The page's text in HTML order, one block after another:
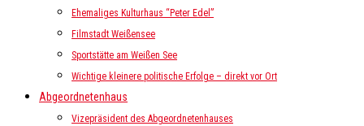
Ehemaliges Kulturhaus “Peter Edel”
Filmstadt Weißensee
Sportstätte am Weißen See
Wichtige kleinere politische Erfolge – direkt vor Ort
Abgeordnetenhaus
Vizepräsident des Abgeordnetenhauses